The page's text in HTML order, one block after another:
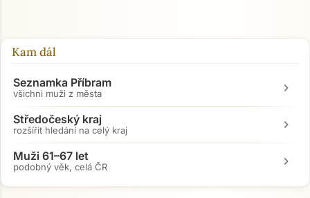
Kam dál
Seznamka Příbram
všichni muži z města chevron_right
Středočeský kraj
rozšířit hledání na celý kraj chevron_right
Muži 61–67 let
podobný věk, celá ČR chevron_right